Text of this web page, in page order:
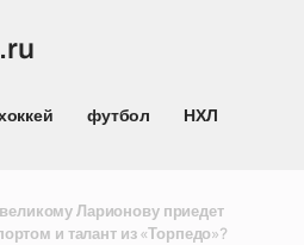
футбол
НХЛ
Ларионову приедет
и талант из «Торпедо»?